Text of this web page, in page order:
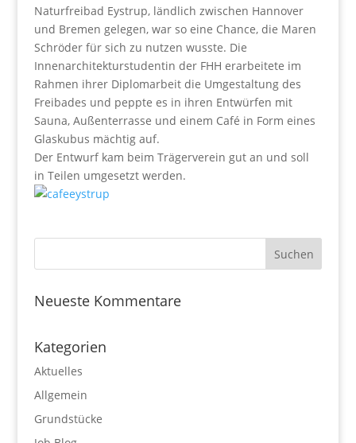
Naturfreibad Eystrup, ländlich zwischen Hannover
und Bremen gelegen, war so eine Chance, die Maren
Schröder für sich zu nutzen wusste. Die
Innenarchitekturstudentin der FHH erarbeitete im
Rahmen ihrer Diplomarbeit die Umgestaltung des
Freibades und peppte es in ihren Entwürfen mit
Sauna, Außenterrasse und einem Café in Form eines
Glaskubus mächtig auf.
Der Entwurf kam beim Trägerverein gut an und soll
in Teilen umgesetzt werden.
Neueste Kommentare
Kategorien
Aktuelles
Allgemein
Grundstücke